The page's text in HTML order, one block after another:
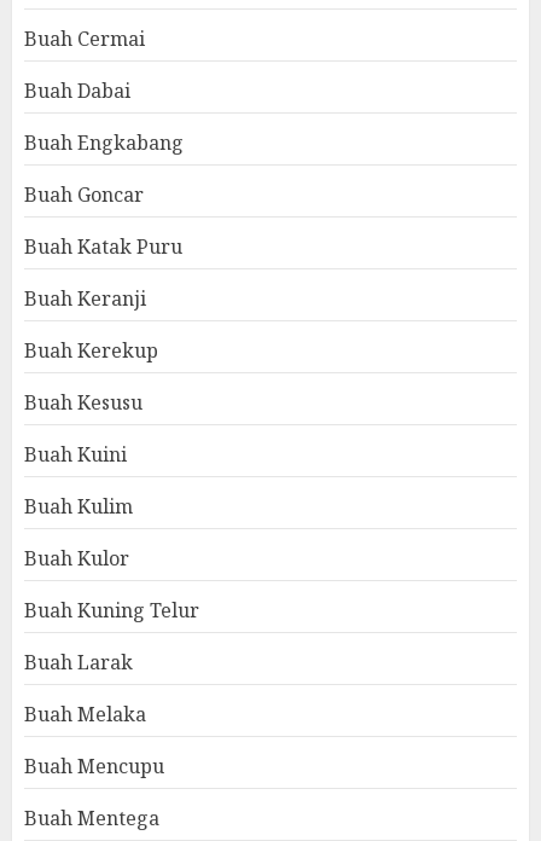
Buah Cermai
Buah Dabai
Buah Engkabang
Buah Goncar
Buah Katak Puru
Buah Keranji
Buah Kerekup
Buah Kesusu
Buah Kuini
Buah Kulim
Buah Kulor
Buah Kuning Telur
Buah Larak
Buah Melaka
Buah Mencupu
Buah Mentega